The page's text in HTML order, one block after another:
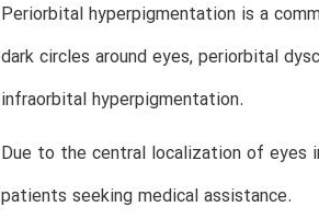
Periorbital hyperpigmentation is a
dark circles around eyes, periorbital
infraorbital hyperpigmentation.
Due to the central localization of eyes
patients seeking medical assistance.